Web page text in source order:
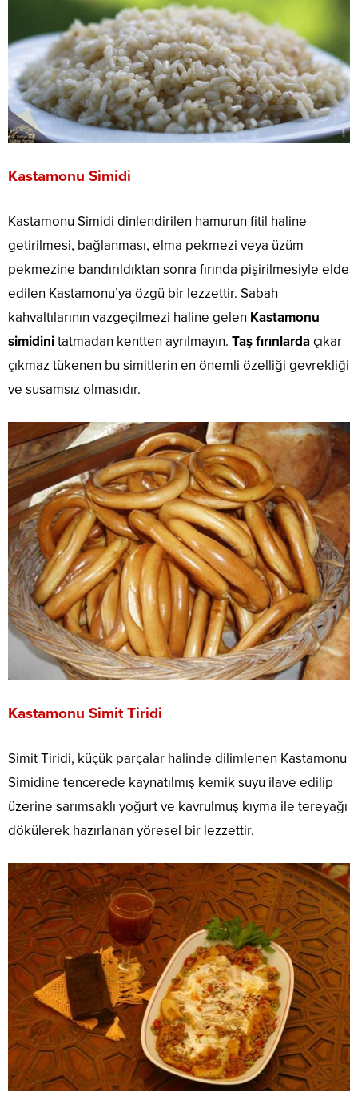
Kastamonu Simidi
Kastamonu Simidi dinlendirilen hamurun fitil haline
getirilmesi, bağlanması, elma pekmezi veya üzüm
pekmezine bandırıldıktan sonra fırında pişirilmesiyle elde
edilen Kastamonu’ya özgü bir lezzettir. Sabah
kahvaltılarının vazgeçilmezi haline gelen Kastamonu
simidinitatmadan kentten ayrılmayın. Taş fırınlardaçıkar
çıkmaz tükenen bu simitlerin en önemli özelliği gevrekliği
ve susamsız olmasıdır.
Kastamonu Simit Tiridi
Simit Tiridi, küçük parçalar halinde dilimlenen Kastamonu
Simidine tencerede kaynatılmış kemik suyu ilave edilip
üzerine sarımsaklı yoğurt ve kavrulmuş kıyma ile tereyağı
dökülerek hazırlanan yöresel bir lezzettir.